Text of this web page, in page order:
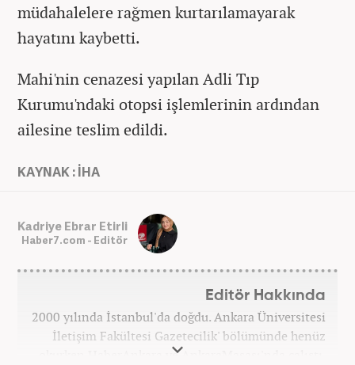
müdahalelere rağmen kurtarılamayarak
hayatını kaybetti.
Mahi'nin cenazesi yapılan Adli Tıp
Kurumu'ndaki otopsi işlemlerinin ardından
ailesine teslim edildi.
KAYNAK : İHA
Kadriye Ebrar Etirli
Haber7.com - Editör
Editör Hakkında
2000 yılında İstanbul'da doğdu. Ankara Üniversitesi
İletişim Fakültesi Gazetecilik' bölümünde henüz
okurken HaberAnkara ve AnkaraMasası'nda çalıştı.